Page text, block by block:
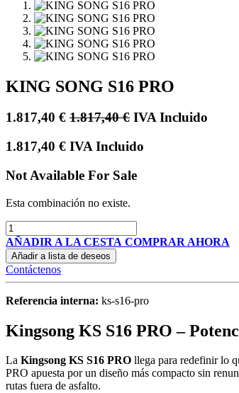
KING SONG S16 PRO
1.817,40 € 1.817,40€ IVA Incluido
1.817,40 € IVA Incluido
Not Available For Sale
Esta combinación no existe.
AÑADIR A LA CESTA COMPRAR AHORA
Añadir a lista de deseos
Contáctenos
Referencia interna: ks-s16-pro
Kingsong KS S16 PRO –
La Kingsong KS S16 PRO llega para redefinir lo
PRO apuesta por un diseño más compacto sin
rutas fuera de asfalto.